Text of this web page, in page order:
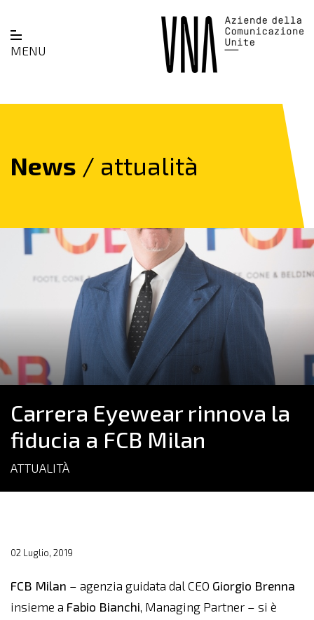
MENU
News / attualità
Carrera Eyewear rinnova la
fiducia a FCB Milan
ATTUALITÀ
02 Luglio, 2019
FCB Milan – agenzia guidata dal CEO Giorgio Brenna
insieme a Fabio Bianchi, Managing Partner – si è